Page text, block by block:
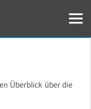
Menü
Überblick über die